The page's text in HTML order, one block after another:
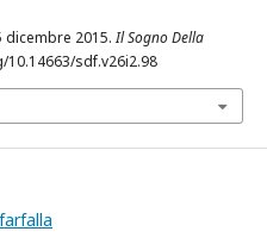
dicembre 2015.Il Sogno Della
sdf.v26i2.98